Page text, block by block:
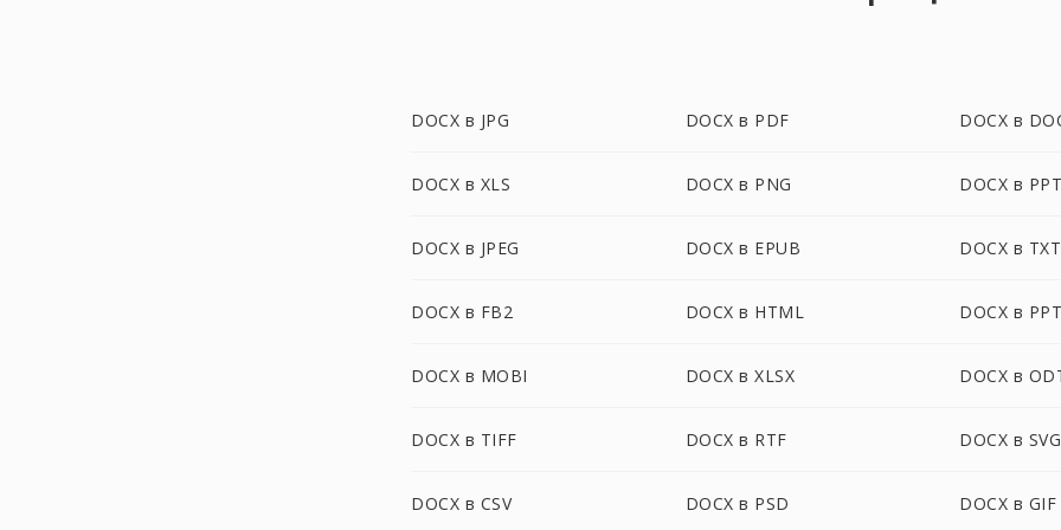
DOCX в JPG DOCX в PDF DOCX в
DOCX в XLS DOCX в PNG DOCX в PPT
DOCX в JPEG DOCX в EPUB DOCX в TXT
DOCX в FB2 DOCX в HTML DOCX в
DOCX в MOBI DOCX в XLSX DOCX в
DOCX в TIFF DOCX в RTF DOCX в SVG
DOCX в CSV DOCX в PSD DOCX в GIF